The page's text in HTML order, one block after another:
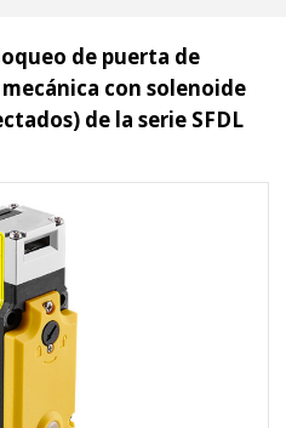
de puerta de
con solenoide
de la serie SFDL